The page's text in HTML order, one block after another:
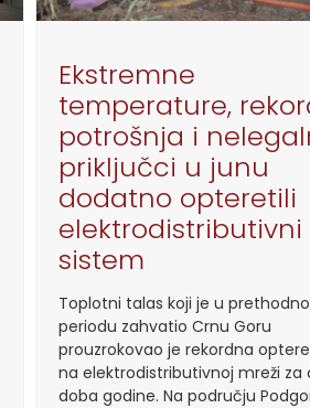
Ekstremne
temperature,
potrošnja i
priključci u junu
dodatno opteretili
elektrodistributivni
sistem
Toplotni talas koji je u
periodu zahvatio Crnu Goru
prouzrokovao je rekordna
na elektrodistributivnoj mreži za
doba godine. Na području